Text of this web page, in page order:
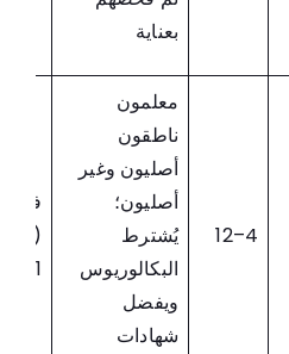
بعناية
4–12
معلمون
ناطقون
أصليون وغير
أصليون؛
يُشترط
البكالوريوس
ويفضل
شهادات
on-1)